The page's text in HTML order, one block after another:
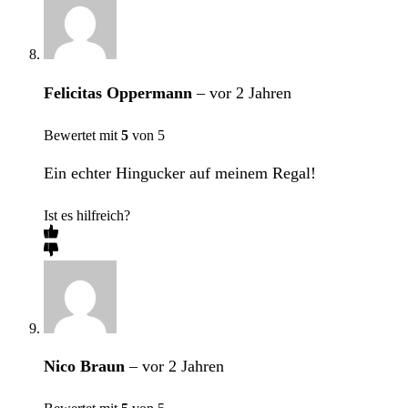
Felicitas Oppermann– vor 2 Jahren
Bewertet mit 5 von 5
Ein echter Hingucker auf meinem Regal!
Ist es hilfreich?
Nico Braun– vor 2 Jahren